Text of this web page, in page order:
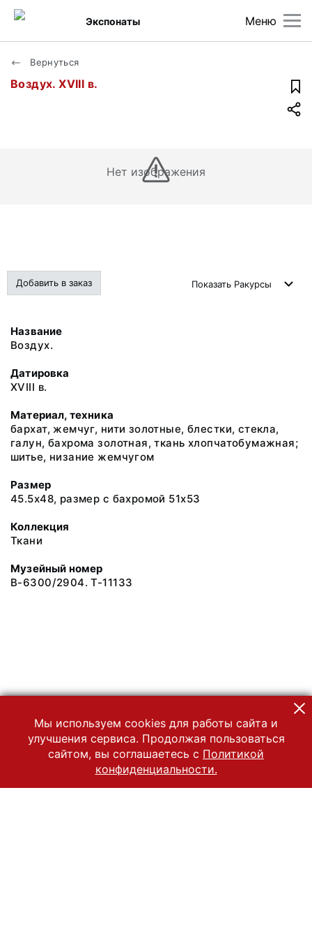
Меню
Экспонаты
Вернуться
Воздух. XVIII в.
Нет изображения
Добавить в заказ Показать Ракурсы
Название
Воздух.
Датировка
XVIII в.
Материал, техника
бархат, жемчуг, нити золотные, блестки, стекла,
галун, бахрома золотная, ткань хлопчатобумажная;
шитье, низание жемчугом
Размер
45.5x48, размер с бахромой 51х53
Коллекция
Ткани
Музейный номер
В-6300/2904. Т-11133
Мы используем cookies для работы сайта и
улучшения сервиса. Продолжая пользоваться
сайтом, вы соглашаетесь с Политикой
конфиденциальности.